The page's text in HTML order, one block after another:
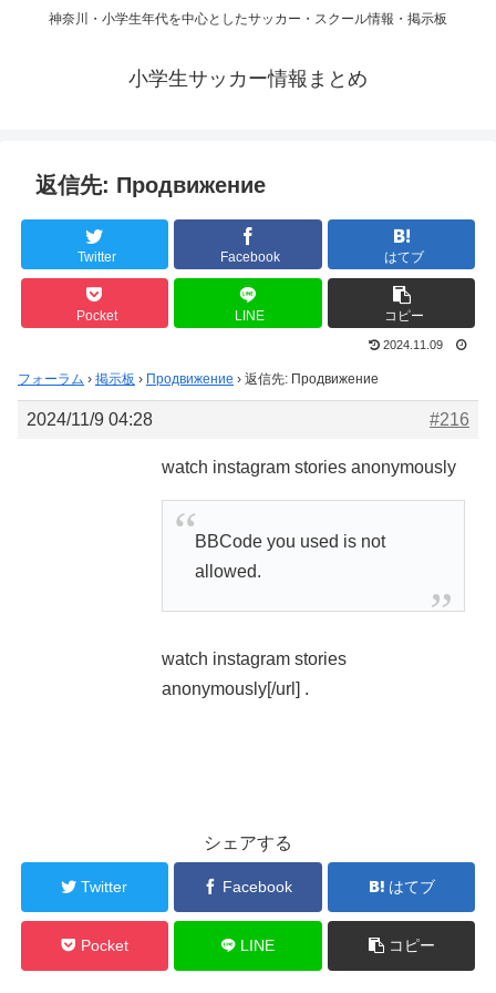
神奈川・小学生年代を中心としたサッカー・スクール情報・掲示板
小学生サッカー情報まとめ
返信先: Продвижение
Twitter Facebook はてブ
Pocket LINE コピー
2024.11.09
フォーラム › 掲示板 › Продвижение › 返信先: Продвижение
2024/11/9 04:28 #216
watch instagram stories anonymously
BBCode you used is not
allowed.
watch instagram stories
anonymously[/url] .
シェアする
Twitter Facebook はてブ
Pocket LINE コピー